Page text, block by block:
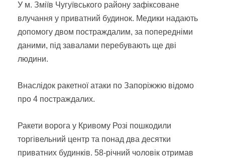
У м. Зміїв Чугуївського району зафіксоване
влучання у приватний будинок. Медики надають
допомогу двом постраждалим, за попередніми
даними, під завалами перебувають ще дві
людини.
Внаслідок ракетної атаки по Запоріжжю відомо
про 4 постраждалих.
Ракети ворога у Кривому Розі пошкодили
торгівельний центр та понад два десятки
приватних будинків. 58-річний чоловік отримав